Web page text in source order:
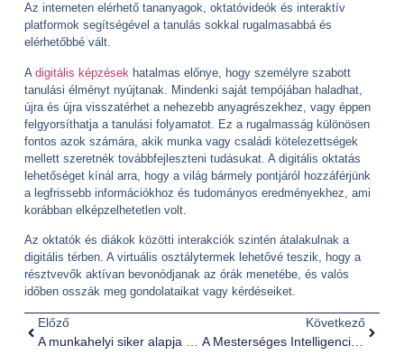
Az interneten elérhető tananyagok, oktatóvideók és interaktív
platformok segítségével a tanulás sokkal rugalmasabbá és
elérhetőbbé vált.
A digitális képzések hatalmas előnye, hogy személyre szabott
tanulási élményt nyújtanak. Mindenki saját tempójában haladhat,
újra és újra visszatérhet a nehezebb anyagrészekhez, vagy éppen
felgyorsíthatja a tanulási folyamatot. Ez a rugalmasság különösen
fontos azok számára, akik munka vagy családi kötelezettségek
mellett szeretnék továbbfejleszteni tudásukat. A digitális oktatás
lehetőséget kínál arra, hogy a világ bármely pontjáról hozzáférjünk
a legfrissebb információkhoz és tudományos eredményekhez, ami
korábban elképzelhetetlen volt.
Az oktatók és diákok közötti interakciók szintén átalakulnak a
digitális térben. A virtuális osztálytermek lehetővé teszik, hogy a
résztvevők aktívan bevonódjanak az órák menetébe, és valós
időben osszák meg gondolataikat vagy kérdéseiket.
Előző
A munkahelyi siker alapja a készségek fejlesztése
Következő
A Mesterséges Intelligencia Hatása a HR Területén